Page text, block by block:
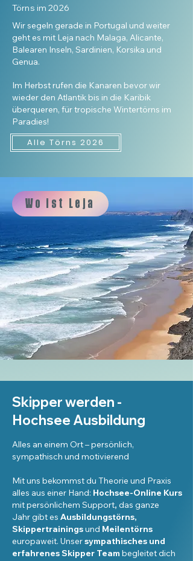
Törns im 2026
Wir segeln gerade in Portugal und weiter
geht es mit Leja nach Malaga, Alicante,
Balearen Inseln, Sardinien, Korsika und
Genua.
Im Herbst rufen die Kanaren bevor wir
wieder den Atlantik bis in die Karibik
überqueren, für tropische Wintertörns im
Paradies!
Alle Törns 2026
Wo ist Leja
Skipper werden -
Hochsee Ausbildung
Alles an einem Ort – persönlich,
sympathisch und motivierend
Mit uns bekommst du Theorie und Praxis
alles aus einer Hand: Hochsee-Online Kurs
mit persönlichem Support, das ganze
Jahrgibt es Ausbildungstörns,
Skippertrainingsund Meilentörns
europaweit. Unsersympathisches und
erfahrenes Skipper Team begleitet dich